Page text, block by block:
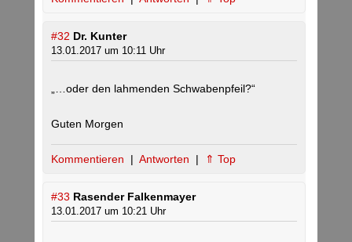
#32 Dr. Kunter
13.01.2017 um 10:11 Uhr
„…oder den lahmenden Schwabenpfeil?“
Guten Morgen
Kommentieren | Antworten | ⇑ Top
#33 Rasender Falkenmayer
13.01.2017 um 10:21 Uhr